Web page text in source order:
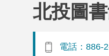
北投圖
電話：886-